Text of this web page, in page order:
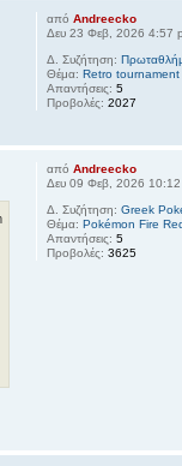
απόAndreecko
Δευ 23 Φεβ, 2026 4:57
Δ. Συζήτηση:
Θέμα:Retro
Απαντήσεις:5
Προβολές:2027
απόAndreecko
Δευ 09 Φεβ, 2026
Δ. Συζήτηση:Greek
Θέμα:Pokémon Fire
Απαντήσεις:5
Προβολές:3625